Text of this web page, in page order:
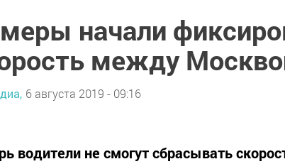
начали
между
6 августа 2019 - 09:16
водители не смогут сбрасывать